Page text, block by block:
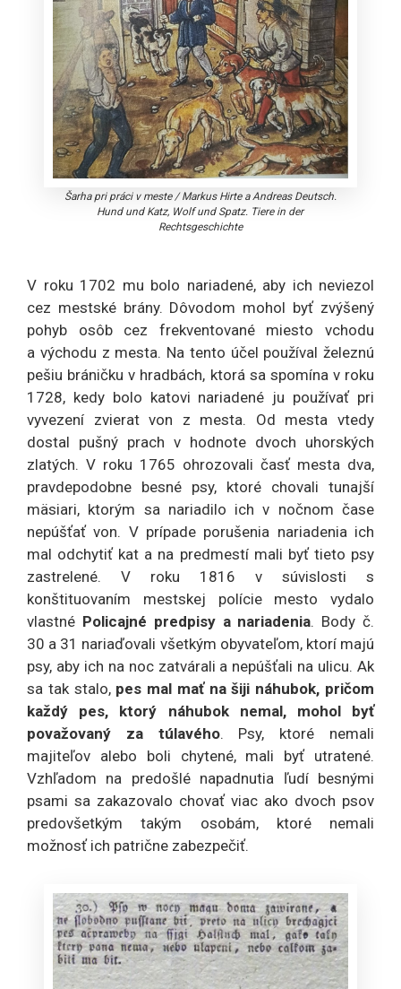
Šarha pri práci v meste/Markus Hirte a Andreas Deutsch.
Hund und Katz, Wolf und Spatz. Tiere in der
Rechtsgeschichte
V roku 1702 mu bolo nariadené, aby ich neviezol
cez mestské brány. Dôvodom mohol byť zvýšený
pohyb osôb cez frekventované miesto vchodu
a východu z mesta. Na tento účel používal železnú
pešiu bráničku v hradbách, ktorá sa spomína v roku
1728, kedy bolo katovi nariadené ju používať pri
vyvezení zvierat von z mesta. Od mesta vtedy
dostal pušný prach v hodnote dvoch uhorských
zlatých. V roku 1765 ohrozovali časť mesta dva,
pravdepodobne besné psy, ktoré chovali tunajší
mäsiari, ktorým sa nariadilo ich v nočnom čase
nepúšťať von. V prípade porušenia nariadenia ich
mal odchytiť kat a na predmestí mali byť tieto psy
zastrelené. V roku 1816 v súvislosti s
konštituovaním mestskej polície mesto vydalo
vlastné Policajné predpisy a nariadenia. Body č.
30 a 31 nariaďovali všetkým obyvateľom, ktorí majú
psy, aby ich na noc zatvárali a nepúšťali na ulicu. Ak
sa tak stalo, pes mal mať na šiji náhubok, pričom
každý pes, ktorý náhubok nemal, mohol byť
považovaný za túlavého. Psy, ktoré nemali
majiteľov alebo boli chytené, mali byť utratené.
Vzhľadom na predošlé napadnutia ľudí besnými
psami sa zakazovalo chovať viac ako dvoch psov
predovšetkým takým osobám, ktoré nemali
možnosť ich patrične zabezpečiť.